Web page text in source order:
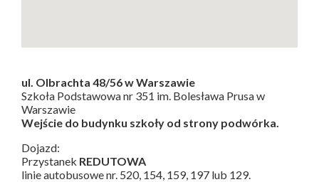
ul. Olbrachta 48/56 w Warszawie
Szkoła Podstawowa nr 351 im. Bolesława Prusa w
Warszawie
Wejście do budynku szkoły od strony podwórka.
Dojazd:
Przystanek REDUTOWA
linie autobusowe nr. 520, 154, 159, 197 lub 129.